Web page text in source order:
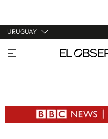
URUGUAY
URUGUAY
ARGENTINA
ESTADOS UNIDOS